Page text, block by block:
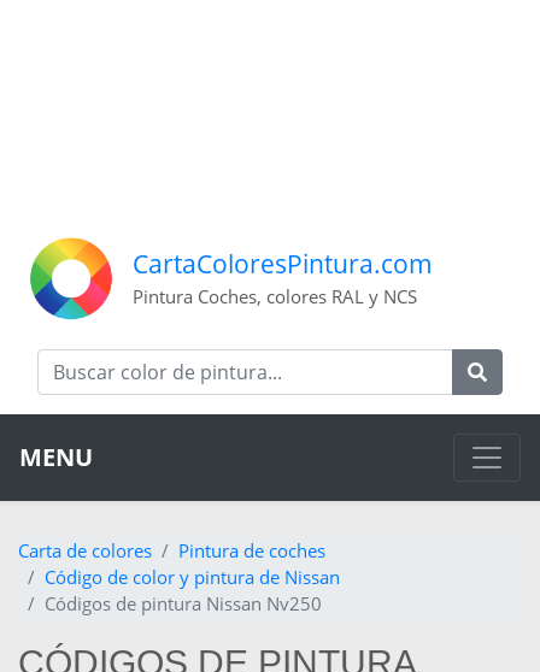
CartaColoresPintura.com
Pintura Coches, colores RAL y NCS
MENU
Carta de colores
Pintura de coches
Código de color y pintura de Nissan
Códigos de pintura Nissan Nv250
CÓDIGOS DE PINTURA